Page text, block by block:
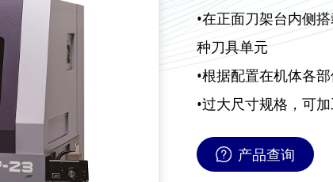
•在正面刀架台内侧
种刀具单元
•根据配置在机体各
•过大尺寸规格，可
产品查询